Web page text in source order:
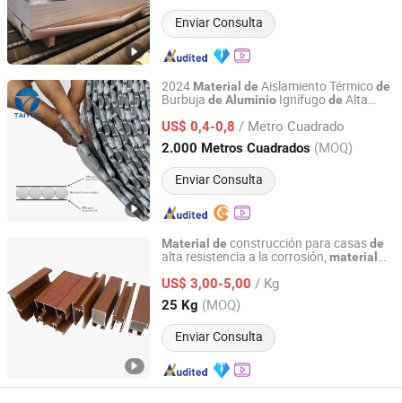
Enviar Consulta
2024 Material de Aislamiento Térmicode
Burbuja de Aluminio Ignífugode Alta
US$ 0,4-0,8 / Metro Cuadrado
2.000 Metros Cuadrados (MOQ)
Enviar Consulta
QINGDAO TAIYUE COMPOSITE MATERIAL CO., LTD.
Shandong, China Desde 2019
Material de construcción para casasde
alta resistencia a la corrosión, material
aleacióndealuminio
US$ 3,00-5,00 / Kg
25 Kg (MOQ)
Enviar Consulta
Guangdong Jinhuahai Aluminum Co., Ltd.
Guangdong, China Desde 2024